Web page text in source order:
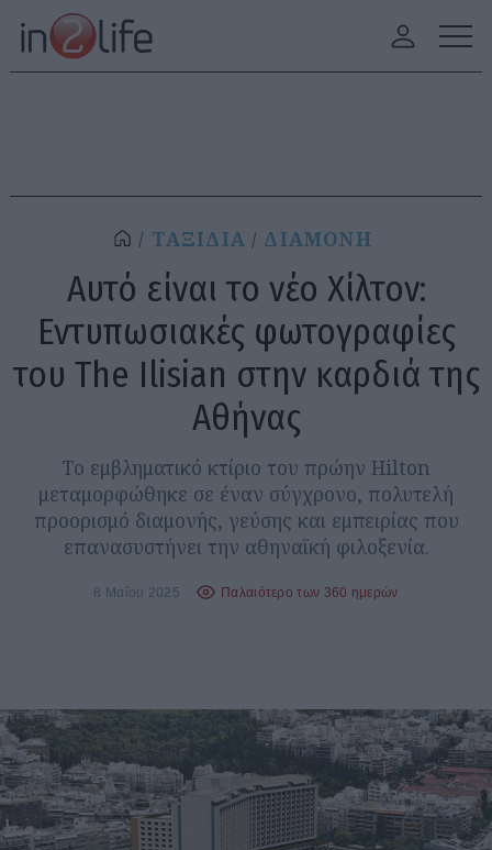
ΤΑΞΙΔΙΑ ΔΙΑΜΟΝΗ
Αυτό είναι το νέο Χίλτον:
Εντυπωσιακές φωτογραφίες
του The Ilisian στην καρδιά της
Αθήνας
Το εμβληματικό κτίριο του πρώην Hilton
μεταμορφώθηκε σε έναν σύγχρονο, πολυτελή
προορισμό διαμονής, γεύσης και εμπειρίας που
επανασυστήνει την αθηναϊκή φιλοξενία.
8 Μαΐου 2025 Παλαιότερο των 360 ημερών